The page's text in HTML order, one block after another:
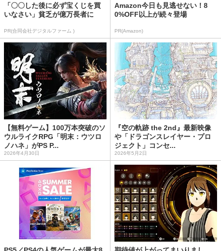
「〇〇した後に必ず宝くじを買
いなさい」貧乏が億万長者に
PR(合同会社デジタルファーム )
Amazon今日も見逃せない！8
0%OFF以上が続々登場
PR(Amazon)
【無料ゲーム】100万本突破のソ
ウルライクRPG「明末：ウツロ
ノハネ」がPS P...
2026年4月30日
『空の軌跡 the 2nd』最新映像
や「ドラゴンスレイヤー・プロ
ジェクト」コンセ...
2026年5月2日